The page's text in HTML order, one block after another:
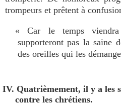
trompeurs et prêtent à
« Car le temps
supporteront pas la saine
des oreilles qui les
IV. Quatrièmement, il y a les
contre les chrétiens.